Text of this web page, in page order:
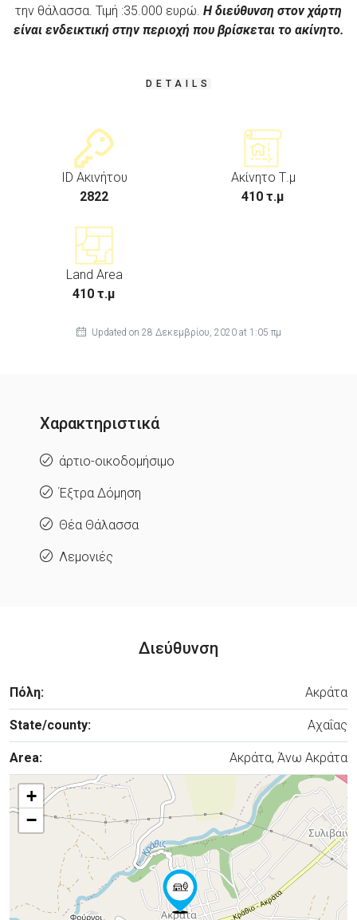
την θάλασσα. Τιμή :35.000 ευρώ. Η διεύθυνση στον χάρτη
είναι ενδεικτική στην περιοχή που βρίσκεται το ακίνητο.
DETAILS
ID Ακινήτου
2822
Ακίνητο Τ.μ
410 τ.μ
Land Area
410 τ.μ
Updated on 28 Δεκεμβρίου, 2020 at 1:05 πμ
Χαρακτηριστικά
άρτιο-οικοδομήσιμο
Έξτρα Δόμηση
Θέα Θάλασσα
Λεμονιές
Διεύθυνση
Πόλη: Ακράτα
State/county: Αχαΐας
Area: Ακράτα, Άνω Ακράτα
+
−